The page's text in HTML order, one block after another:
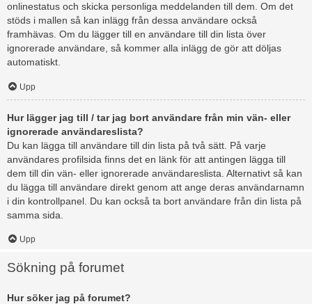
onlinestatus och skicka personliga meddelanden till dem. Om det
stöds i mallen så kan inlägg från dessa användare också
framhävas. Om du lägger till en användare till din lista över
ignorerade användare, så kommer alla inlägg de gör att döljas
automatiskt.
Upp
Hur lägger jag till / tar jag bort användare från min vän- eller
ignorerade användareslista?
Du kan lägga till användare till din lista på två sätt. På varje
användares profilsida finns det en länk för att antingen lägga till
dem till din vän- eller ignorerade användareslista. Alternativt så kan
du lägga till användare direkt genom att ange deras användarnamn
i din kontrollpanel. Du kan också ta bort användare från din lista på
samma sida.
Upp
Sökning på forumet
Hur söker jag på forumet?